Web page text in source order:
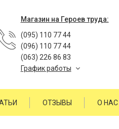
Магазин на Героев труда:
(095) 110 77 44
(096) 110 77 44
(063) 226 86 83
График работы
ОТЗЫВЫ О НАС